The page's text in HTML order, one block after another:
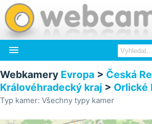

Webkamery Evropa > Česká
Královéhradecký kraj > Orlické
Typ kamer: Všechny typy kamer